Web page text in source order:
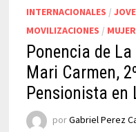
INTERNACIONALES /
MOVILIZACIONES / MUJER
Ponencia de
Mari Carmen,
Pensionista en
porGabriel Perez